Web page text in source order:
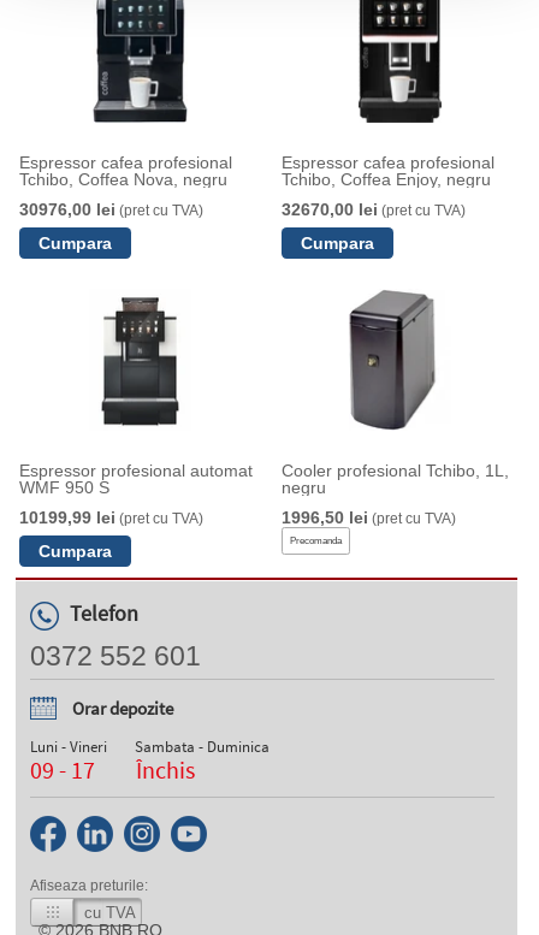
Espressor cafea profesional
Tchibo, Coffea Nova, negru
30976,00 lei (pret cu TVA)
Espressor cafea profesional
Tchibo, Coffea Enjoy, negru
32670,00 lei (pret cu TVA)
Espressor profesional automat
WMF 950 S
10199,99 lei (pret cu TVA)
Cooler profesional Tchibo, 1L,
negru
1996,50 lei (pret cu TVA)
Precomanda
Telefon
0372 552 601
Orar depozite
Luni - Vineri
09 - 17
Sambata - Duminica
Închis
Afiseaza preturile:
cu TVA
© 2026BNB.RO